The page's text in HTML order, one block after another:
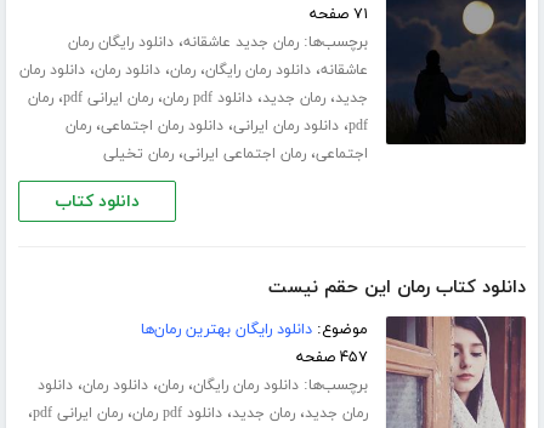
۷۱ صفحه
برچسب‌ها:رمان جدید عاشقانه،دانلود رایگان رمان
عاشقانه،دانلود رمان رایگان،رمان،دانلود رمان،دانلود رمان
جدید،رمان جدید،دانلود pdf رمان ،رمان ایرانی pdf ،رمان
pdf،دانلود رمان ایرانی،دانلود رمان اجتماعی،رمان
اجتماعی،رمان اجتماعی ایرانی،رمان تخیلی
دانلود کتاب
دانلود کتاب رمان این حقم نیست
موضوع:دانلود رایگان بهترین رمان‌ها
۴۵۷ صفحه
برچسب‌ها:دانلود رمان رایگان،رمان،دانلود رمان،دانلود
رمان جدید،رمان جدید،دانلود pdf رمان ،رمان ایرانی pdf ،